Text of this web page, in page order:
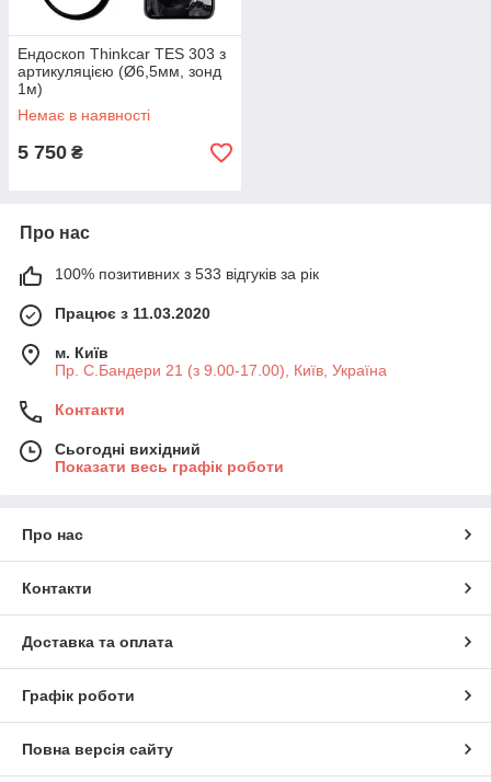
Ендоскоп Thinkcar TES 303 з
артикуляцією (Ø6,5мм, зонд
1м)
Немає в наявності
5 750 ₴
Про нас
100% позитивних з 533 відгуків за рік
Працює з 11.03.2020
м. Київ
Пр. С.Бандери 21 (з 9.00-17.00), Київ, Україна
Контакти
Сьогодні вихідний
Показати весь графік роботи
Про нас
Контакти
Доставка та оплата
Графік роботи
Повна версія сайту